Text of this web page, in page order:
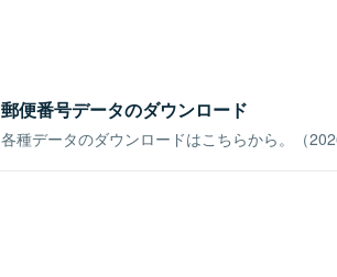
郵便番号データのダウンロード
各種データのダウンロードはこちらから。（